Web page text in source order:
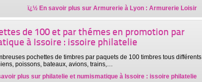
ï¿½ En savoir plus sur Armurerie à Lyon : Armurerie Loisir
de 100 et par thémes en promotion par
à Issoire : issoire philatelie
pochettes de timbres par paquets de 100 timbres tous différents
poissons, bateaux, avions, trains,…
plus sur philatelie et numismatique à Issoire : issoire philatelie